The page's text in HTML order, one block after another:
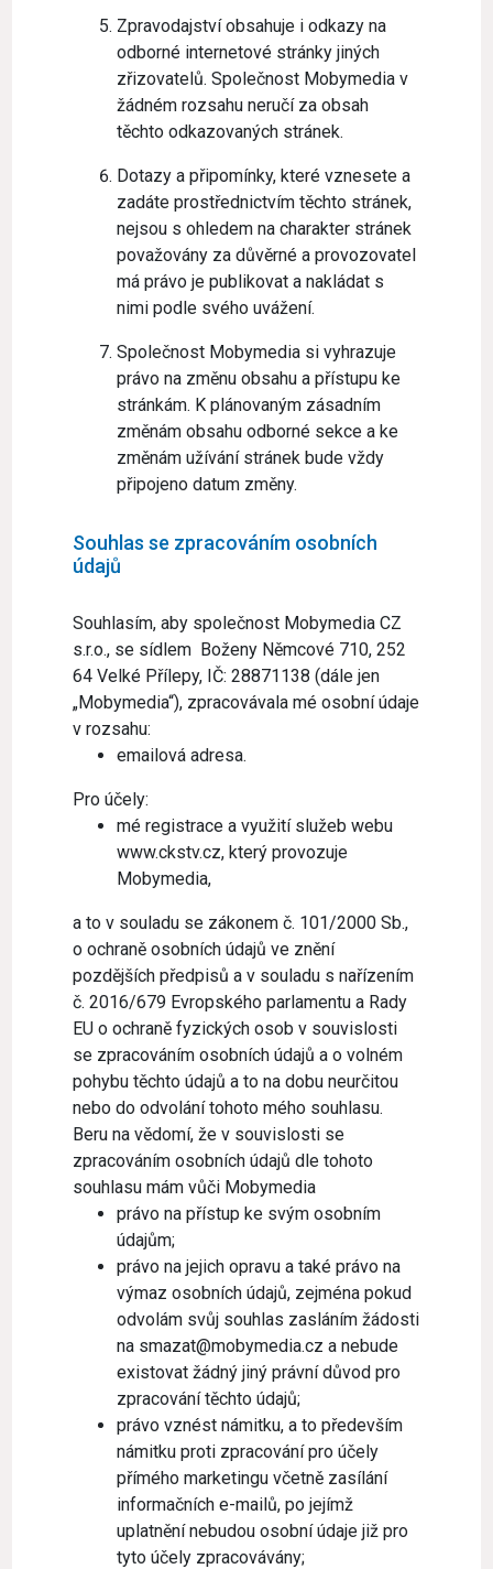
Zpravodajství obsahuje i odkazy na
odborné internetové stránky jiných
zřizovatelů. Společnost Mobymedia v
žádném rozsahu neručí za obsah
těchto odkazovaných stránek.
Dotazy a připomínky, které vznesete a
zadáte prostřednictvím těchto stránek,
nejsou s ohledem na charakter stránek
považovány za důvěrné a provozovatel
má právo je publikovat a nakládat s
nimi podle svého uvážení.
Společnost Mobymedia si vyhrazuje
právo na změnu obsahu a přístupu ke
stránkám. K plánovaným zásadním
změnám obsahu odborné sekce a ke
změnám užívání stránek bude vždy
připojeno datum změny.
Souhlas se zpracováním osobních
údajů
Souhlasím, aby společnost Mobymedia CZ
s.r.o., se sídlem Boženy Němcové 710, 252
64 Velké Přílepy, IČ: 28871138 (dále jen
„Mobymedia“), zpracovávala mé osobní údaje
v rozsahu:
emailová adresa.
Pro účely:
mé registrace a využití služeb webu
www.ckstv.cz, který provozuje
Mobymedia,
a to v souladu se zákonem č. 101/2000 Sb.,
o ochraně osobních údajů ve znění
pozdějších předpisů a v souladu s nařízením
č. 2016/679 Evropského parlamentu a Rady
EU o ochraně fyzických osob v souvislosti
se zpracováním osobních údajů a o volném
pohybu těchto údajů a to na dobu neurčitou
nebo do odvolání tohoto mého souhlasu.
Beru na vědomí, že v souvislosti se
zpracováním osobních údajů dle tohoto
souhlasu mám vůči Mobymedia
právo na přístup ke svým osobním
údajům;
právo na jejich opravu a také právo na
výmaz osobních údajů, zejména pokud
odvolám svůj souhlas zasláním žádosti
na smazat@mobymedia.cz a nebude
existovat žádný jiný právní důvod pro
zpracování těchto údajů;
právo vznést námitku, a to především
námitku proti zpracování pro účely
přímého marketingu včetně zasílání
informačních e-mailů, po jejímž
uplatnění nebudou osobní údaje již pro
tyto účely zpracovávány;